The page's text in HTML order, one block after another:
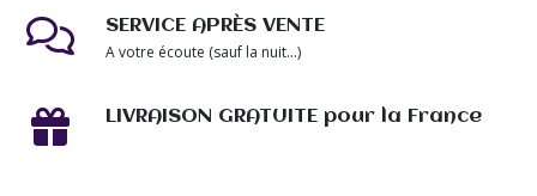
SERVICE APRÈS VENTE
A votre écoute (sauf la nuit...)
LIVRAISON GRATUITE pour la France